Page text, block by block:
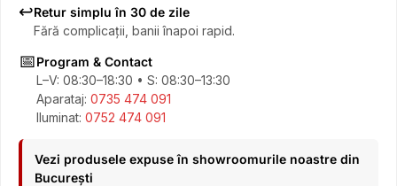
↩️Retur simplu în 30 de zile
Fără complicații, banii înapoi rapid.
📅Program & Contact
L–V: 08:30–18:30 • S: 08:30–13:30
Aparataj: 0735 474 091
Iluminat: 0752 474 091
Vezi produsele expuse în showroomurile noastre din
București